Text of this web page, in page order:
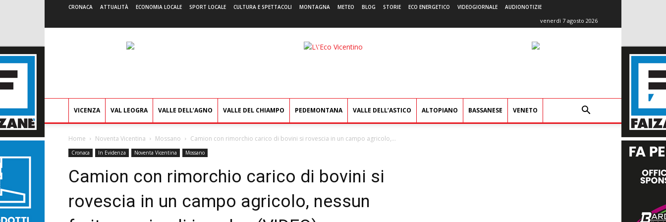
CRONACA ATTUALITÀ ECONOMIA LOCALE SPORT LOCALE CULTURA E SPETTACOLI MONTAGNA METEO BLOG STORIE ECO ENERGETICO VIDEOGIORNALE AUDIONOTIZIE
venerdì 7 agosto 2026
L'Eco
VICENZA VAL LEOGRA VALLE DELL’AGNO VALLE DEL CHIAMPO PEDEMONTANA VALLE DELL’ASTICO ALTOPIANO BASSANESE VENETO
Home Noventa Vicentina Mossano Camion con rimorchio carico di bovini si rovescia in un campo agricolo,...
Cronaca In Evidenza Noventa Vicentina Mossano
Camion con rimorchio carico di bovini si
rovescia in un campo agricolo, nessun